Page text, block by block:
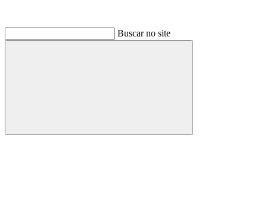
Buscar no site
Buscar